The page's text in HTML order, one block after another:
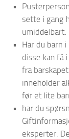
sette i gang
umiddelbart.
Har du barn
disse kan få
fra
inneholder
før et lite
har du
eksperter.